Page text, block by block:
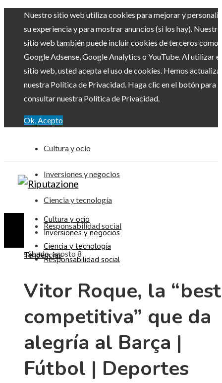
Nuestro sitio web utiliza cookies para mejorar y
su experiencia y para mostrar anuncios (si los hay). Nuestro
sitio web también puede incluir cookies de terceros como
Google Adsense, Google Analytics o YouTube. Al utilizar el
sitio web, usted acepta el uso de cookies. Hemos
nuestra Política de Privacidad. Haga clic en el botón para
consultar nuestra Política de Privacidad.
Ok, Acepto
Cultura y ocio
Inversiones y negocios
Ciencia y tecnología
Responsabilidad social
sábado, agosto 8
Cultura y ocio
Inversiones y negocios
Ciencia y tecnología
Responsabilidad social
Tendencias
Vitor Roque, la
competitiva” que da
alegría al Barça |
Fútbol | Deportes